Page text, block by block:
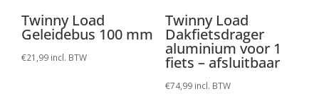
Twinny Load
Geleidebus 100 mm
€21,99 incl. BTW
Twinny Load
Dakfietsdrager
aluminium voor 1
fiets – afsluitbaar
€74,99 incl. BTW